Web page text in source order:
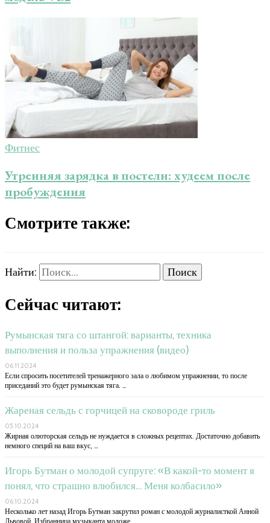
Фитнес
Утренняя зарядка в постели: худеем после
пробуждения
Смотрите также:
Найти:
Сейчас читают:
Румынская тяга со штангой: варианты, техника
выполнения и польза упражнения (видео)
06.11.2024
Если спросить посетителей тренажерного зала о любимом упражнении, то после
приседаний это будет румынская тяга. …
Жареная сельдь с горчицей на сковороде гриль
05.10.2024
Жирная олюторская сельдь не нуждается в сложных рецептах. Достаточно добавить
немного специй на ваш вкус, …
Игорь Бутман о молодой супруге: «В какой-то момент я
понял, что страшно влюбился… Меня колбасило»
06.10.2024
Несколько лет назад Игорь Бутман закрутил роман с молодой журналисткой Анной
Львовой. Избранница музыканта моложе …